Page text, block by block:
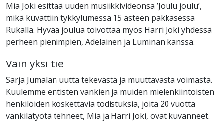
Mia Joki esittää uuden musiikkivideonsa ’Joulu joulu’,
mikä kuvattiin tykkylumessa 15 asteen pakkasessa
Rukalla. Hyvää joulua toivottaa myös Harri Joki yhdessä
perheen pienimpien, Adelainen ja Luminan kanssa.
Vain yksi tie
Sarja Jumalan uutta tekevästä ja muuttavasta voimasta.
Kuulemme entisten vankien ja muiden mielenkiintoisten
henkilöiden koskettavia todistuksia, joita 20 vuotta
vankilatyötä tehneet, Mia ja Harri Joki, ovat kuvanneet.